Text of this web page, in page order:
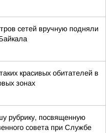
сетей вручную подняли
красивых обитателей в
зонах
рубрику, посвященную
совета при Службе